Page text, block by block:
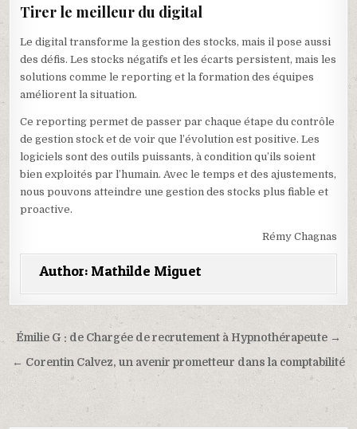
Tirer le meilleur du digital
Le digital transforme la gestion des stocks, mais il pose aussi
des défis. Les stocks négatifs et les écarts persistent, mais les
solutions comme le reporting et la formation des équipes
améliorent la situation.
Ce reporting permet de passer par chaque étape du contrôle
de gestion stock et de voir que l’évolution est positive. Les
logiciels sont des outils puissants, à condition qu’ils soient
bien exploités par l’humain. Avec le temps et des ajustements,
nous pouvons atteindre une gestion des stocks plus fiable et
proactive.
Rémy Chagnas
Author: Mathilde Miguet
Navigation
de
l’article
Émilie G : de Chargée de recrutement à Hypnothérapeute →
← Corentin Calvez, un avenir prometteur dans la comptabilité